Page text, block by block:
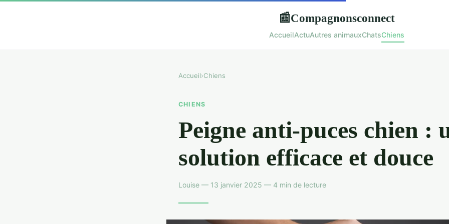
📰Compagnonsconnect
AccueilActuAutres animauxChatsChiens
Accueil›Chiens
CHIENS
Peigne anti-puces chien :
solution efficace et douce
Louise — 13 janvier 2025 — 4 min de lecture